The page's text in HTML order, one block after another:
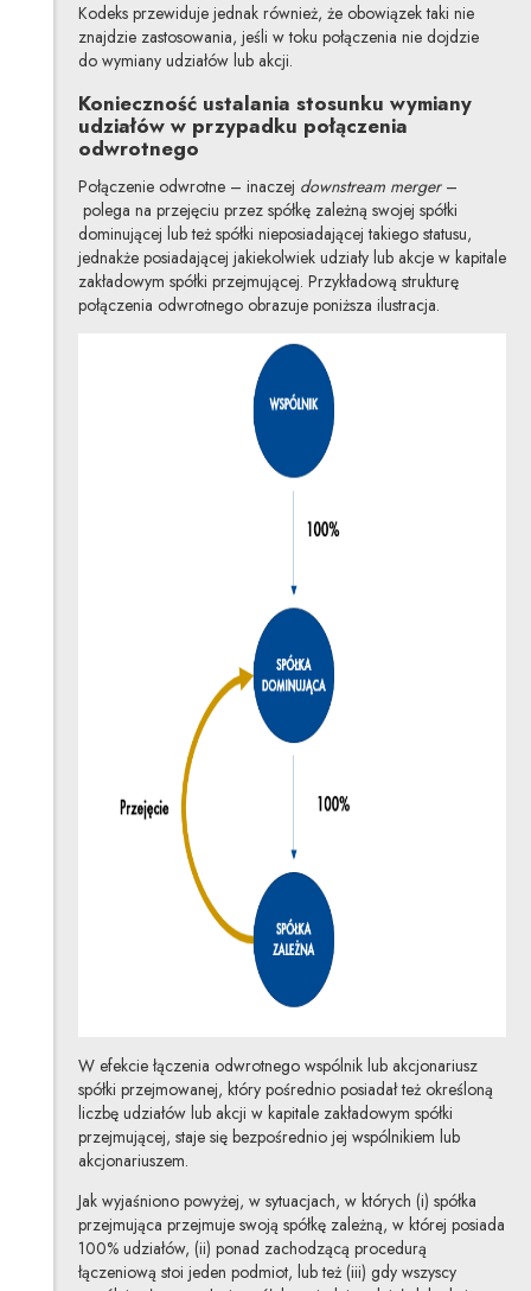
Kodeks przewiduje jednak również, że obowiązek taki nie
znajdzie zastosowania, jeśli w toku połączenia nie dojdzie
do wymiany udziałów lub akcji.
Konieczność ustalania stosunku wymiany
udziałów w przypadku połączenia
odwrotnego
Połączenie odwrotne – inaczej downstream merger–
polega na przejęciu przez spółkę zależną swojej spółki
dominującej lub też spółki nieposiadającej takiego statusu,
jednakże posiadającej jakiekolwiek udziały lub akcje w kapitale
zakładowym spółki przejmującej. Przykładową strukturę
połączenia odwrotnego obrazuje poniższa ilustracja.
W efekcie łączenia odwrotnego wspólnik lub akcjonariusz
spółki przejmowanej, który pośrednio posiadał też określoną
liczbę udziałów lub akcji w kapitale zakładowym spółki
przejmującej, staje się bezpośrednio jej wspólnikiem lub
akcjonariuszem.
Jak wyjaśniono powyżej, w sytuacjach, w których (i) spółka
przejmująca przejmuje swoją spółkę zależną, w której posiada
100% udziałów, (ii) ponad zachodzącą procedurą
łączeniową stoi jeden podmiot, lub też (iii) gdy wszyscy